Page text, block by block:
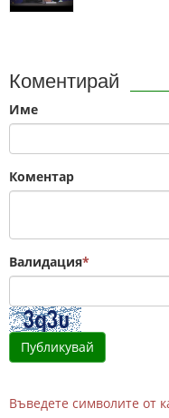
Коментирай
Име
Коментар
Валидация*
Въведете символите от